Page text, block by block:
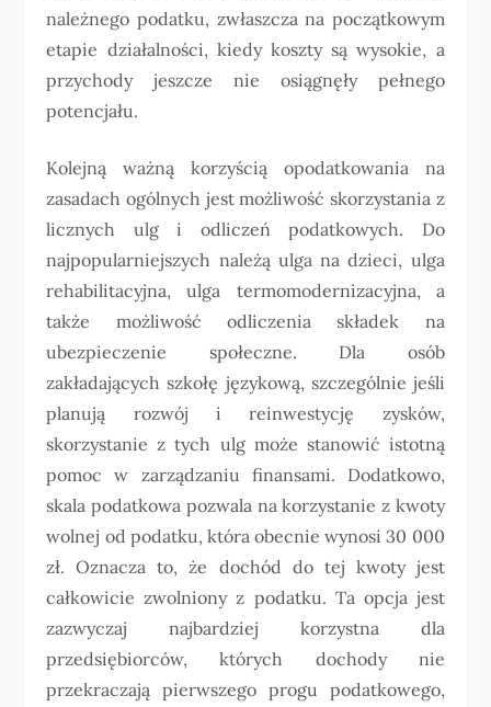
należnego podatku, zwłaszcza na początkowym
etapie działalności, kiedy koszty są wysokie, a
przychody jeszcze nie osiągnęły pełnego
potencjału.
Kolejną ważną korzyścią opodatkowania na
zasadach ogólnych jest możliwość skorzystania z
licznych ulg i odliczeń podatkowych. Do
najpopularniejszych należą ulga na dzieci, ulga
rehabilitacyjna, ulga termomodernizacyjna, a
także możliwość odliczenia składek na
ubezpieczenie społeczne. Dla osób
zakładających szkołę językową, szczególnie jeśli
planują rozwój i reinwestycję zysków,
skorzystanie z tych ulg może stanowić istotną
pomoc w zarządzaniu finansami. Dodatkowo,
skala podatkowa pozwala na korzystanie z kwoty
wolnej od podatku, która obecnie wynosi 30 000
zł. Oznacza to, że dochód do tej kwoty jest
całkowicie zwolniony z podatku. Ta opcja jest
zazwyczaj najbardziej korzystna dla
przedsiębiorców, których dochody nie
przekraczają pierwszego progu podatkowego,